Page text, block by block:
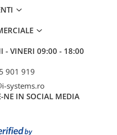
- VINERI 09:00 - 18:00
901 919
systems.ro
NE IN SOCIAL MEDIA